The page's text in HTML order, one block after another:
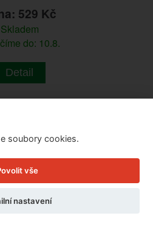
529 Kč
Skladem
do: 10.8.
Detail
soubory cookies.
vše
nastavení